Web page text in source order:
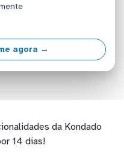
agora →
da Kondado
14 dias!